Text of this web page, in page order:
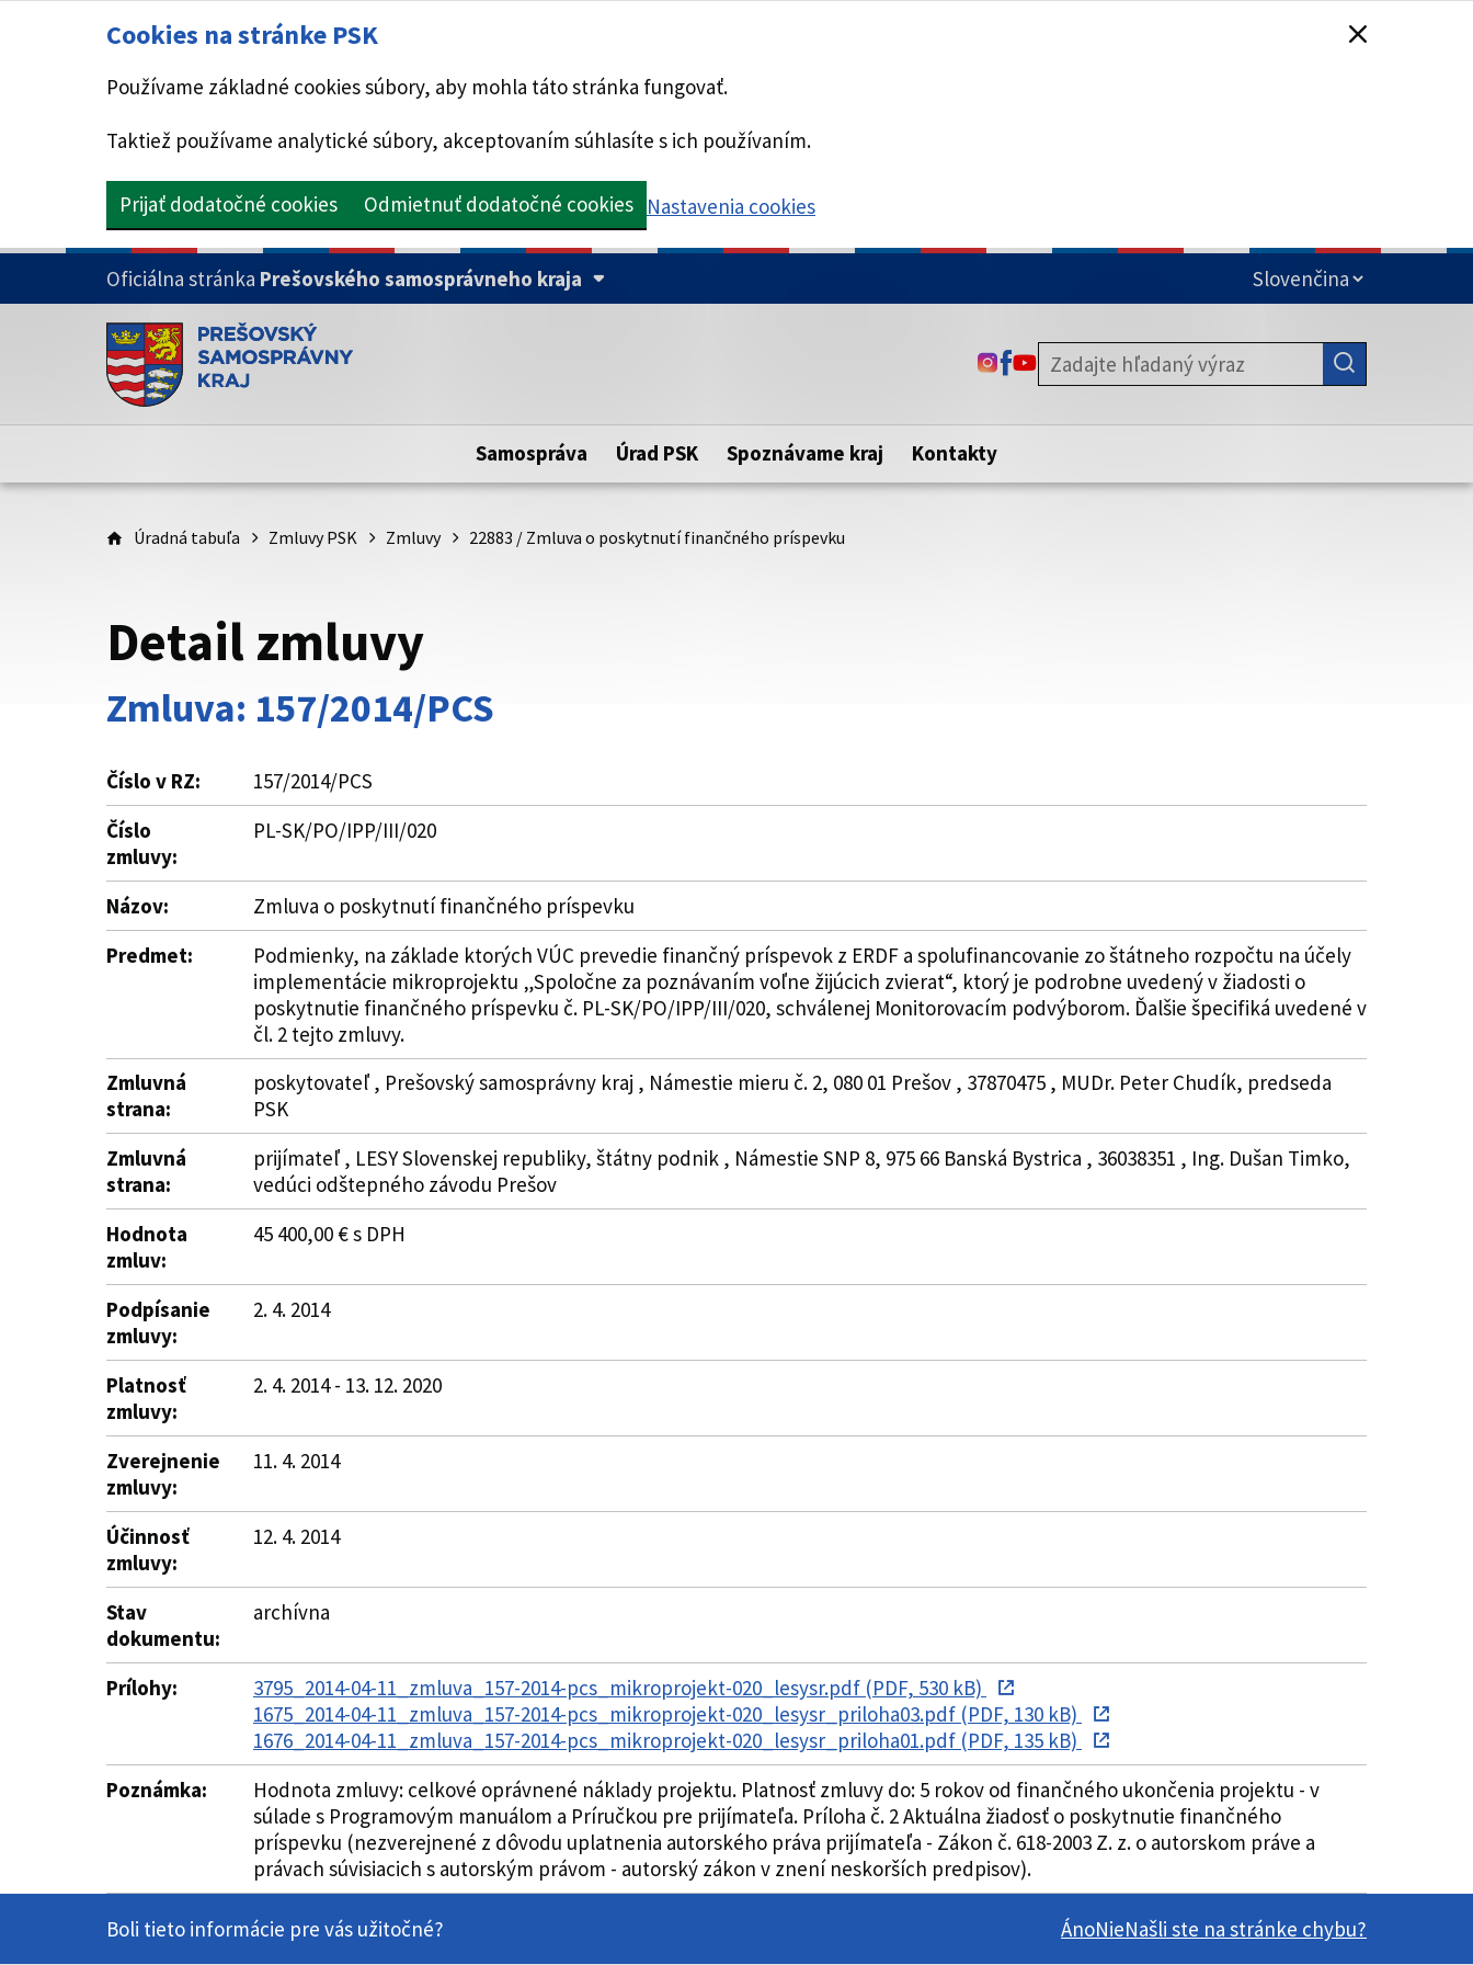
Cookies na stránke PSK
Používame základné cookies súbory, aby mohla táto stránka fungovať.
Taktiež používame analytické súbory, akceptovaním súhlasíte s ich používaním.
Prijať dodatočné cookies Odmietnuť dodatočné cookies Nastavenia cookies
PRESKOČIŤ NA HLAVNÝ OBSAH
Oficiálna stránka Prešovského samosprávneho kraja
Doména psk.sk je oficiálna
Toto je oficiálna webová stránka Prešovského samosprávneho kraja.
Táto stránka je zabezpečená
zabezpečenú webovú stránku. Zabezpečená stránka vždy začína
https:// pred názvom domény webového sídla.
ODKAZ SA OTVORÍ NA NOVEJ KARTE
ODKAZ SA OTVORÍ NA NOVEJ KARTE
ODKAZ SA OTVORÍ NA NOVEJ KARTE
Samospráva Úrad PSK Spoznávame kraj Kontakty
Úradná tabuľa Zmluvy PSK Zmluvy 22883 / Zmluva o poskytnutí finančného príspevku
Detail zmluvy
Zmluva: 157/2014/PCS
Číslo v RZ:
157/2014/PCS
Číslo
zmluvy:
PL-SK/PO/IPP/III/020
Názov:
Zmluva o poskytnutí finančného príspevku
Predmet:
Podmienky, na základe ktorých VÚC prevedie finančný príspevok z ERDF a spolufinancovanie zo štátneho rozpočtu na účely
implementácie mikroprojektu „Spoločne za poznávaním voľne žijúcich zvierat“, ktorý je podrobne uvedený v žiadosti o
poskytnutie finančného príspevku č. PL-SK/PO/IPP/III/020, schválenej Monitorovacím podvýborom. Ďalšie špecifiká uvedené v
čl. 2 tejto zmluvy.
Zmluvná
strana:
poskytovateľ , Prešovský samosprávny kraj , Námestie mieru č. 2, 080 01 Prešov , 37870475 , MUDr. Peter Chudík, predseda
PSK
Zmluvná
strana:
prijímateľ , LESY Slovenskej republiky, štátny podnik , Námestie SNP 8, 975 66 Banská Bystrica , 36038351 , Ing. Dušan Timko,
vedúci odštepného závodu Prešov
Hodnota
zmluv:
45 400,00 € s DPH
Podpísanie
zmluvy:
2. 4. 2014
Platnosť
zmluvy:
2. 4. 2014 - 13. 12. 2020
Zverejnenie
zmluvy:
11. 4. 2014
Účinnosť
zmluvy:
12. 4. 2014
Stav
dokumentu:
archívna
Prílohy:
3795_2014-04-11_zmluva_157-2014-pcs_mikroprojekt-020_lesysr.pdf (PDF, 530 kB)
1675_2014-04-11_zmluva_157-2014-pcs_mikroprojekt-020_lesysr_priloha03.pdf (PDF, 130 kB)
1676_2014-04-11_zmluva_157-2014-pcs_mikroprojekt-020_lesysr_priloha01.pdf (PDF, 135 kB)
Poznámka:
Hodnota zmluvy: celkové oprávnené náklady projektu. Platnosť zmluvy do: 5 rokov od finančného ukončenia projektu - v
súlade s Programovým manuálom a Príručkou pre prijímateľa. Príloha č. 2 Aktuálna žiadosť o poskytnutie finančného
príspevku (nezverejnené z dôvodu uplatnenia autorského práva prijímateľa - Zákon č. 618-2003 Z. z. o autorskom práve a
právach súvisiacich s autorským právom - autorský zákon v znení neskorších predpisov).
Boli tieto informácie pre vás užitočné? ÁnoNieNašli ste na stránke chybu?